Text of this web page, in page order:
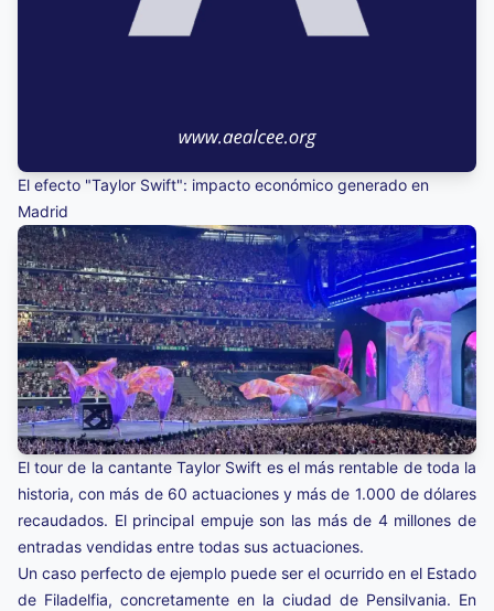
El efecto "Taylor Swift": impacto económico generado en
Madrid
El tour de la cantante Taylor Swift es el más rentable de toda la
historia, con más de 60 actuaciones y más de 1.000 de dólares
recaudados. El principal empuje son las más de 4 millones de
entradas vendidas entre todas sus actuaciones.
Un caso perfecto de ejemplo puede ser el ocurrido en el Estado
de Filadelfia, concretamente en la ciudad de Pensilvania. En